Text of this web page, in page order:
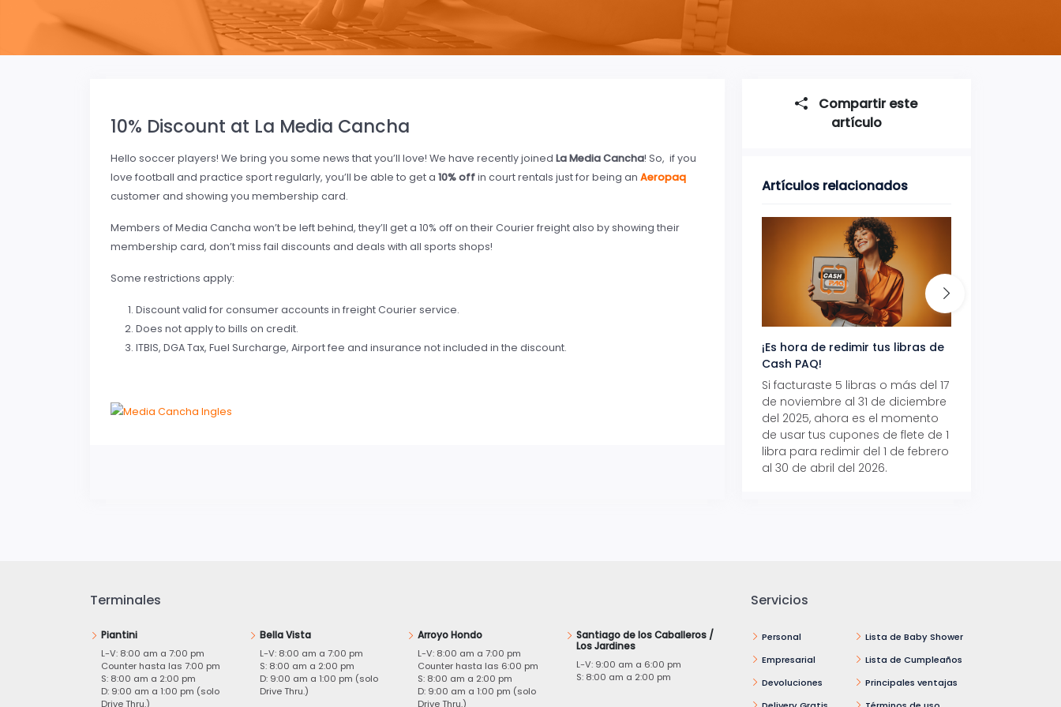
10% Discount at La Media Cancha
Hello soccer players! We bring you some news that you’ll love! We have recently joined La Media Cancha! So, if you
love football and practice sport regularly, you’ll be able to get a 10% offin court rentals just for being an Aeropaq
customer and showing you membership card.
Members of Media Cancha won’t be left behind, they’ll get a 10% off on their Courier freight also by showing their
membership card, don’t miss fail discounts and deals with all sports shops!
Some restrictions apply:
Discount valid for consumer accounts in freight Courier service.
Does not apply to bills on credit.
ITBIS, DGA Tax, Fuel Surcharge, Airport fee and insurance not included in the discount.
Compartir este
artículo
Artículos relacionados
¡Es hora de redimir tus libras de
Cash PAQ!
Si facturaste 5 libras o más del 17
de noviembre al 31 de diciembre
del 2025, ahora es el momento
de usar tus cupones de flete de 1
libra para redimir del 1 de febrero
al 30 de abril del 2026.
Terminales
Piantini
L-V: 8:00 am a 7:00 pm
Counter hasta las 7:00 pm
S: 8:00 am a 2:00 pm
D: 9:00 am a 1:00 pm (solo
Drive Thru.)
Bella Vista
L-V: 8:00 am a 7:00 pm
S: 8:00 am a 2:00 pm
D: 9:00 am a 1:00 pm (solo
Drive Thru.)
Arroyo Hondo
L-V: 8:00 am a 7:00 pm
Counter hasta las 6:00 pm
S: 8:00 am a 2:00 pm
D: 9:00 am a 1:00 pm (solo
Drive Thru.)
Santiago de los Caballeros /
Los Jardines
L-V: 9:00 am a 6:00 pm
S: 8:00 am a 2:00 pm
Servicios
Personal
Empresarial
Devoluciones
Lista de Baby Shower
Lista de Cumpleaños
Principales ventajas